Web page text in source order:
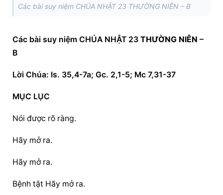
Các bài suy niệm CHÚA NHẬT 23 THƯỜNG NIÊN – B
Các bài suy niệm CHÚA NHẬT 23 THƯỜNG NIÊN –
B
Lời Chúa: Is. 35,4-7a; Gc. 2,1-5; Mc 7,31-37
MỤC LỤC
Nói được rõ ràng.
Hãy mở ra.
Hãy mở ra.
Bệnh tật Hãy mở ra.